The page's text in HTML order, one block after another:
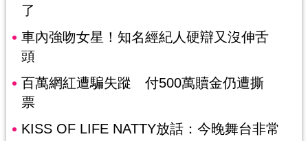
了
車內強吻女星！知名經紀人硬辯又沒伸舌
頭
百萬網紅遭騙失蹤 付500萬贖金仍遭撕
票
KISS OF LIFE NATTY放話：今晚舞台非常